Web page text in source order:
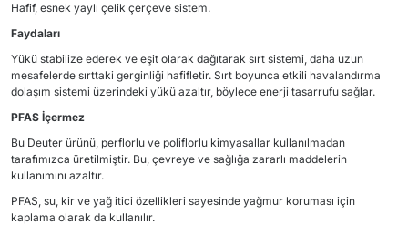
Hafif, esnek yaylı çelik çerçeve sistem.
Faydaları
Yükü stabilize ederek ve eşit olarak dağıtarak sırt sistemi, daha uzun
mesafelerde sırttaki gerginliği hafifletir. Sırt boyunca etkili havalandırma
dolaşım sistemi üzerindeki yükü azaltır, böylece enerji tasarrufu sağlar.
PFAS İçermez
Bu Deuter ürünü, perflorlu ve poliflorlu kimyasallar kullanılmadan
tarafımızca üretilmiştir. Bu, çevreye ve sağlığa zararlı maddelerin
kullanımını azaltır.
PFAS, su, kir ve yağ itici özellikleri sayesinde yağmur koruması için
kaplama olarak da kullanılır.